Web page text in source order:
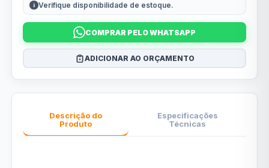
Verifique disponibilidade de estoque.
COMPRAR PELO WHATSAPP
ADICIONAR AO ORÇAMENTO
Descrição do
Produto
Especificações
Técnicas